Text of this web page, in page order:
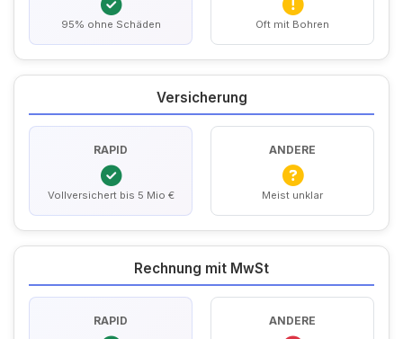
95% ohne Schäden Oft mit Bohren
Versicherung
RAPID
Vollversichert bis 5 Mio €
ANDERE
Meist unklar
Rechnung mit MwSt
RAPID ANDERE